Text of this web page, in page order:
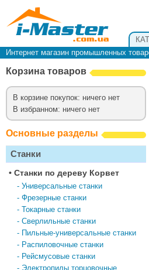
Интернет магазин промышленных
Корзина товаров
В корзине покупок: ничего нет
В избранном: ничего нет
Основные разделы
Станки
• Cтанки по дереву Корвет
- Универсальные станки
- Фрезерные станки
- Токарные станки
- Сверлильные станки
- Пильные-универсальные станки
- Распиловочные станки
- Рейсмусовые станки
- Электропилы торцовочные